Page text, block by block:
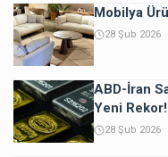
Mobilya
28 Şub 2026
ABD-İran
Yeni Rekor!
28 Şub 2026